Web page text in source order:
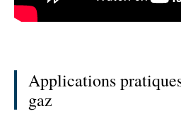
Applications
gaz